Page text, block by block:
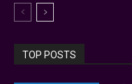
TOP POSTS